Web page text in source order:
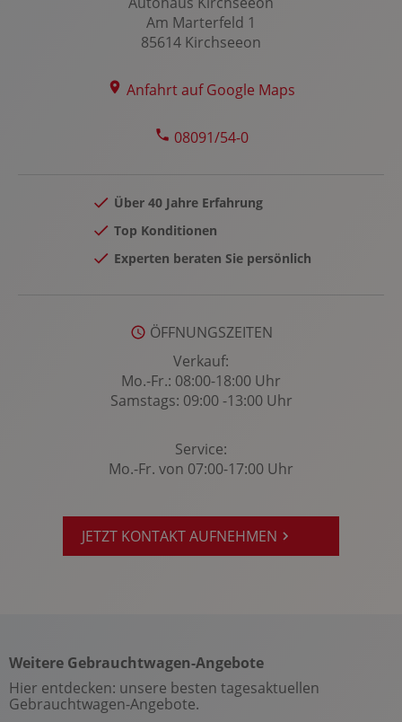
LED-Scheinwerfer
Leichtmetallfelgen 16 Zoll
Lenksäule verstellbar
Multi-Funktions-Display
Multifunktions-Lederlenkrad
Multimedia-System
Müdigkeitserkennung: Driver Alert
Notrufsystem
Privacy-Verglasung
Regensensor
Reifendruckkontrolle
Servolenkung
Sitzheizung Fahrer/Beifahrer
Am Marterfeld 1
85614 Kirchseeon
Anfahrt auf Google Maps
08091/54-0
Über 40 Jahre Erfahrung
Top Konditionen
Experten beraten Sie persönlich
ÖFFNUNGSZEITEN
Verkauf:
Mo.-Fr.: 08:00-18:00 Uhr
Samstags: 09:00 -13:00 Uhr
Service:
Mo.-Fr. von 07:00-17:00 Uhr
JETZT KONTAKT AUFNEHMEN
Weitere Gebrauchtwagen-Angebote
Hier entdecken: unsere besten tagesaktuellen
Gebrauchtwagen-Angebote.